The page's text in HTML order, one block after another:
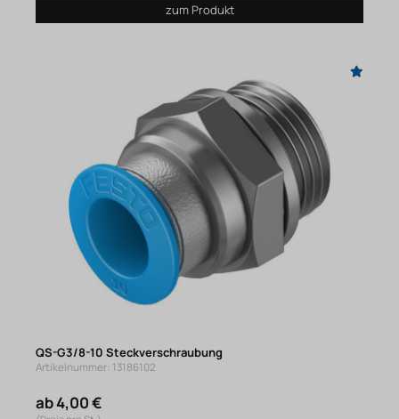
zum Produkt
QS-G3/8-10 Steckverschraubung
Artikelnummer: 13186102
ab 4,00 €